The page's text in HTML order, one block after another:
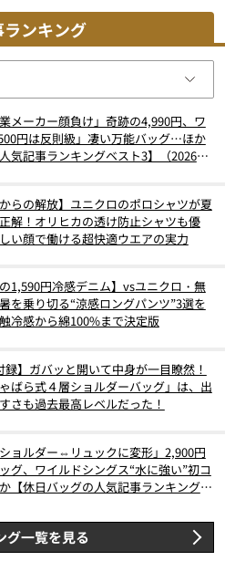
ンキング
メーカー顔負け」奇跡の4,990円、ワ
円は反則級」凄い万能バッグ…ほか
気記事ランキングベスト3】（2026年
からの解放】ユニクロのポロシャツが夏
解！オリヒカの透け防止シャツも優
い顔で働ける超快適ウエアの実力
の1,590円冷感デニム】vsユニクロ・無
を乗り切る“涼感ロングパンツ”3選を
冷感から綿100%まで決定版
録】ガバッと開いて中身が一目瞭然！
ばら式４層ショルダーバッグ」は、出
さも過去最高レベルだった！
ョルダー⇔リュックに変形」2,900円
グ、ワイルドシングス“水に強い”初コ
【休日バッグの人気記事ランキングベ
グ一覧を見る